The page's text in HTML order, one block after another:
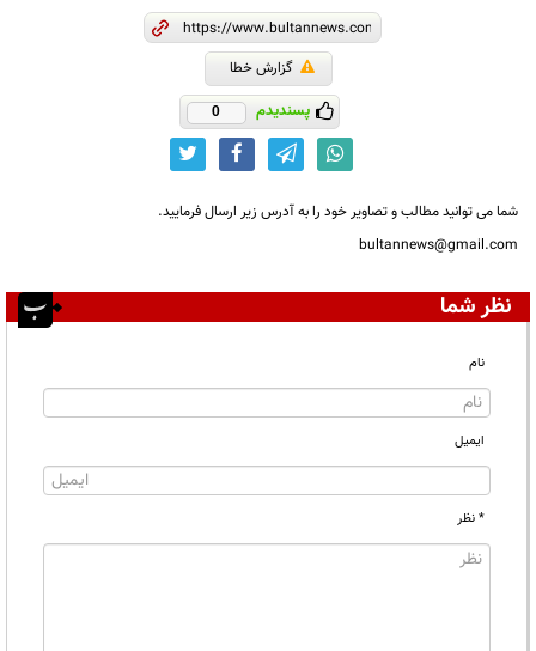
گزارش خطا
پسندیدم 0
شما می توانید مطالب و تصاویر خود را به آدرس زیر ارسال فرمایید.
bultannews@gmail.com
نظر شما
نام
ایمیل
* نظر